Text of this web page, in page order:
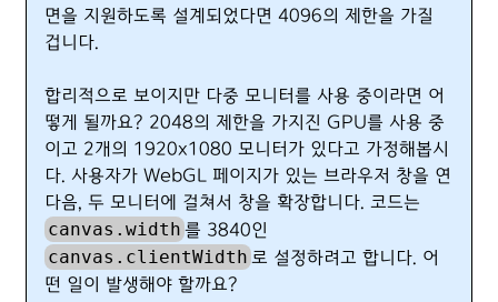
면을 지원하도록 설계되었다면 4096의 제한을 가질
겁니다.
합리적으로 보이지만 다중 모니터를 사용 중이라면 어
떻게 될까요? 2048의 제한을 가지진 GPU를 사용 중
이고 2개의 1920x1080 모니터가 있다고 가정해봅시
다. 사용자가 WebGL 페이지가 있는 브라우저 창을 연
다음, 두 모니터에 걸쳐서 창을 확장합니다. 코드는
canvas.width 를 3840인
canvas.clientWidth 로 설정하려고 합니다. 어
떤 일이 발생해야 할까요?